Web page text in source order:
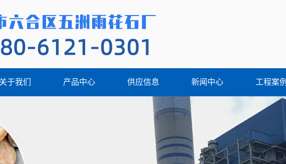
关于我们 产品中心 供应信息 新闻中心 工程案例